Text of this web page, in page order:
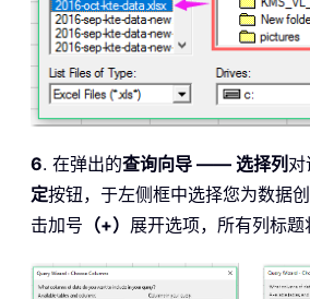
6. 在弹出的查询向导 —— 选择列
定按钮，于左侧框中选择您为数据
击加号 （+） 展开选项，所有列标题